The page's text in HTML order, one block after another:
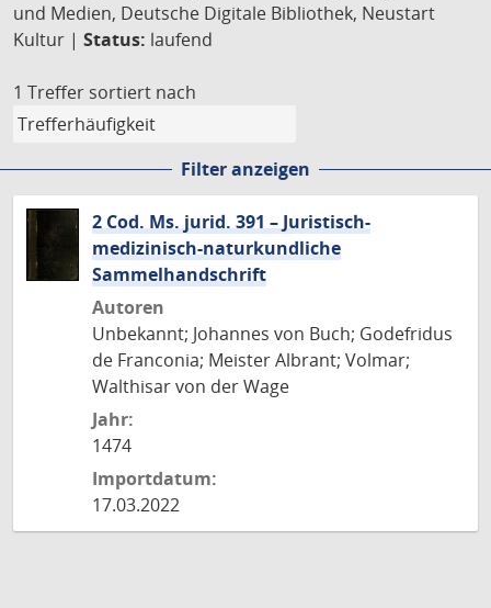
und Medien, Deutsche Digitale Bibliothek, Neustart
Kultur | Status: laufend
1 Treffer sortiert nach
Filter anzeigen
2 Cod. Ms. jurid. 391 – Juristisch-
medizinisch-naturkundliche
Sammelhandschrift
Autoren
Unbekannt; Johannes von Buch; Godefridus
de Franconia; Meister Albrant; Volmar;
Walthisar von der Wage
Jahr:
1474
Importdatum:
17.03.2022